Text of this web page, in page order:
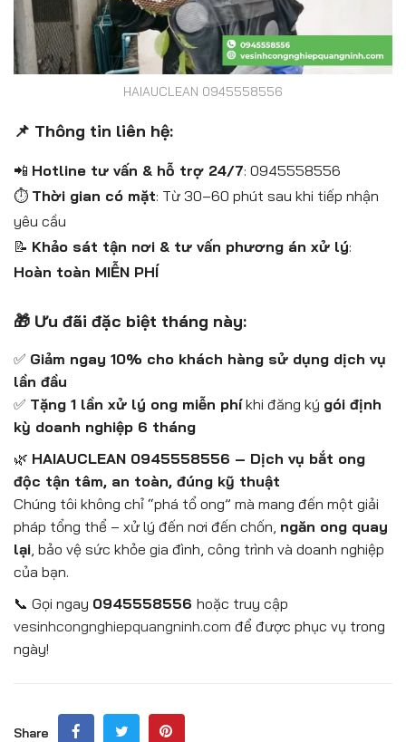
HAIAUCLEAN 0945558556
📌 Thông tin liên hệ:
📲 Hotline tư vấn & hỗ trợ 24/7: 0945558556
⏱ Thời gian có mặt: Từ 30–60 phút sau khi tiếp nhận
yêu cầu
📝 Khảo sát tận nơi & tư vấn phương án xử lý:
Hoàn toàn MIỄN PHÍ
🎁 Ưu đãi đặc biệt tháng này:
✅ Giảm ngay 10% cho khách hàng sử dụng dịch vụ
lần đầu
✅ Tặng 1 lần xử lý ong miễn phíkhi đăng ký gói định
kỳ doanh nghiệp 6 tháng
🌿 HAIAUCLEAN 0945558556 – Dịch vụ bắt ong
độc tận tâm, an toàn, đúng kỹ thuật
Chúng tôi không chỉ “phá tổ ong” mà mang đến một giải
pháp tổng thể – xử lý đến nơi đến chốn, ngăn ong quay
lại , bảo vệ sức khỏe gia đình, công trình và doanh nghiệp
của bạn.
📞 Gọi ngay 0945558556 hoặc truy cập
vesinhcongnghiepquangninh.com để được phục vụ trong
ngày!
Share